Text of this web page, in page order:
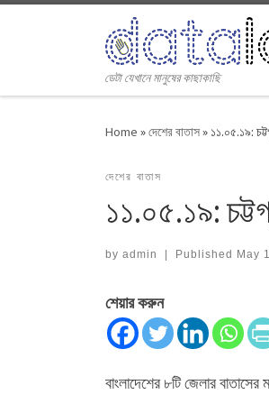
ডেটা যেখানে মানুষের কাছাকাছি
Home »দেশের বাতাস» ১১.০৫.১৯:
দেশের বাতাস
১১.০৫.১৯:
by admin | Published May
শেয়ার করুন
বাংলাদেশের ৮টি জেলার